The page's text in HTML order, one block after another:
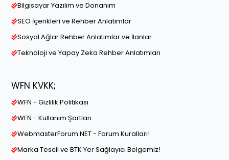
Bilgisayar Yazılım ve Donanım
SEO İçerikleri ve Rehber Anlatımlar
Sosyal Ağlar Rehber Anlatımlar ve İlanlar
Teknoloji ve Yapay Zeka Rehber Anlatımları
WFN KVKK;
WFN - Gizlilik Politikası
WFN - Kullanım Şartları
WebmasterForum.NET - Forum Kuralları!
Marka Tescil ve BTK Yer Sağlayıcı Belgemiz!